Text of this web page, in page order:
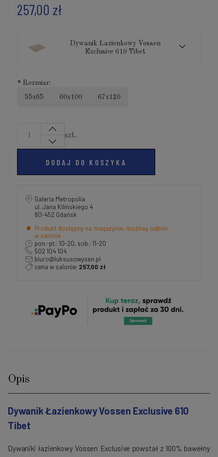
257,00 zł
Dywanik Łazienkowy Vossen
Exclusive 610 Tibet
* Rozmiar:
55x65 60x100 67x120
szt.
DODAJ DO KOSZYKA
Galeria Metropolia
ul. Jana Kilińskiego 4
80-452 Gdańsk
Produkt dostępny na magazynie, możliwy odbiór
w salonie
pon.-pt.: 10-20, sob.: 11-20
502 104 104
biuro@luksusowysen.pl
cena w salonie: 257,00 zł
Opis
Dywanik Łazienkowy Vossen Exclusive 610
Tibet
Dywaniki łazienkowy Vossen Exclusive powstał z 100% bawełny